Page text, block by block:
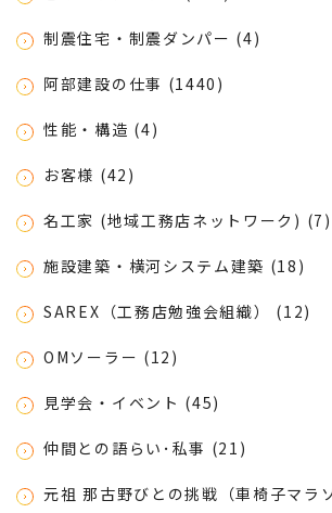
制震住宅・制震ダンパー (4)
阿部建設の仕事 (1440)
性能・構造 (4)
お客様 (42)
名工家 (地域工務店ネットワーク) (7)
施設建築・横河システム建築 (18)
SAREX（工務店勉強会組織） (12)
OMソーラー (12)
見学会・イベント (45)
仲間との語らい･私事 (21)
元祖 那古野びとの挑戦（車椅子マラ